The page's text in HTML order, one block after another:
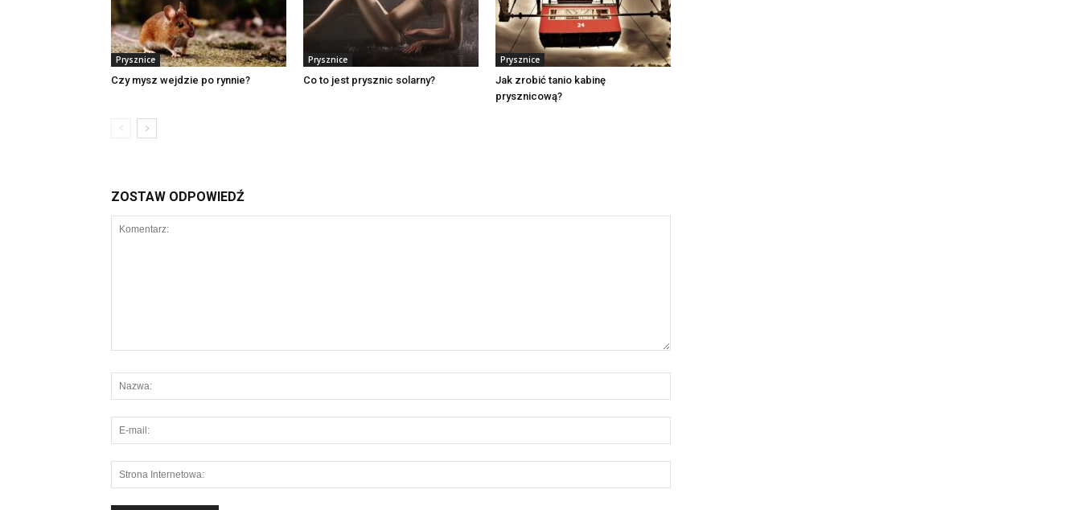
Prysznice
Czy mysz wejdzie po rynnie?
Prysznice
Co to jest prysznic solarny?
Prysznice
Jak zrobić tanio kabinę
prysznicową?
ZOSTAW ODPOWIEDŹ